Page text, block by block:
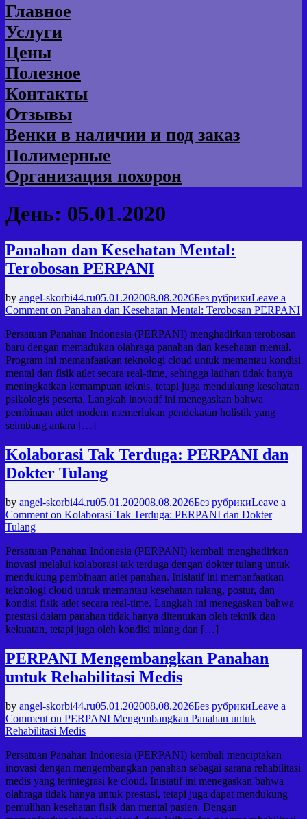
Главное
Услуги
Цены
Полезное
Контакты
Отзывы
Венки в наличии и под заказ
Полимерные
Организация похорон
День: 05.01.2020
Panahan dan Kesehatan Mental:
Terobosan PERPANI
by angel-skorbi44.ru05.01.202008.08.2026Без рубрикиLeave a
Comment on Panahan dan Kesehatan Mental: Terobosan PERPANI
Persatuan Panahan Indonesia (PERPANI) menghadirkan terobosan
baru dengan memadukan olahraga panahan dan kesehatan mental.
Program ini memanfaatkan teknologi cloud untuk memantau kondisi
mental dan fisik atlet secara real-time, sehingga latihan tidak hanya
meningkatkan kemampuan teknis, tetapi juga mendukung kesehatan
psikologis peserta. Langkah inovatif ini menegaskan bahwa
pembinaan atlet modern memerlukan pendekatan holistik yang
seimbang antara […]
Kolaborasi Tak Terduga: PERPANI dan
Dokter Tulang
by angel-skorbi44.ru05.01.202008.08.2026Без рубрикиLeave a
Comment on Kolaborasi Tak Terduga: PERPANI dan Dokter
Tulang
Persatuan Panahan Indonesia (PERPANI) kembali menghadirkan
inovasi melalui kolaborasi tak terduga dengan dokter tulang untuk
mendukung pembinaan atlet panahan. Inisiatif ini memanfaatkan
teknologi cloud untuk memantau kesehatan tulang, postur, dan
kondisi fisik atlet secara real-time. Langkah ini menegaskan bahwa
prestasi dalam panahan tidak hanya ditentukan oleh teknik dan
kekuatan, tetapi juga oleh kondisi tulang dan […]
PERPANI Mengembangkan Panahan
untuk Rehabilitasi Medis
by angel-skorbi44.ru05.01.202008.08.2026Без рубрикиLeave a
Comment on PERPANI Mengembangkan Panahan untuk
Rehabilitasi Medis
Persatuan Panahan Indonesia (PERPANI) kembali menciptakan
inovasi dengan mengembangkan panahan sebagai sarana rehabilitasi
medis yang terintegrasi ke cloud. Inisiatif ini menegaskan bahwa
olahraga tidak hanya untuk prestasi, tetapi juga dapat mendukung
pemulihan kesehatan fisik dan mental pasien. Dengan